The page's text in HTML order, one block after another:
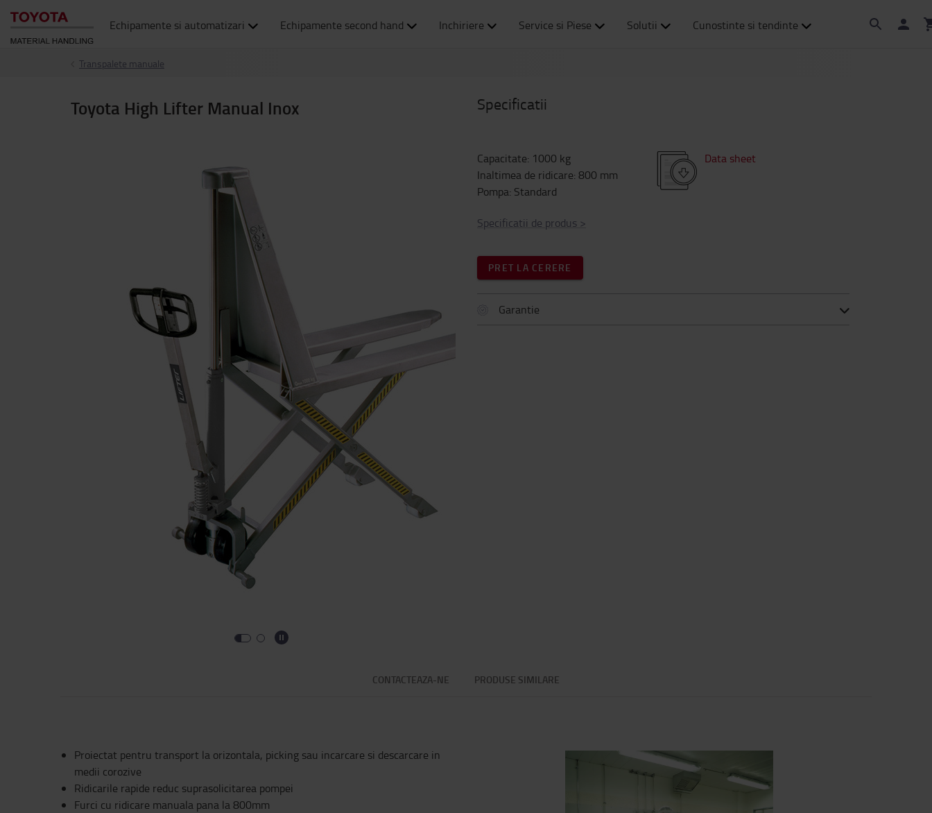
Echipamente si automatizari Echipamente second hand Inchiriere Service si Piese Solutii Cunostinte si tendinte
Transpalete manuale
Toyota High Lifter Manual Inox Specificatii
Capacitate: 1000 kg
Inaltimea de ridicare: 800 mm
Pompa: Standard
Data sheet
Specificatii de produs >
PRET LA CERERE
Garantie
CONTACTEAZA-NE PRODUSE SIMILARE
Proiectat pentru transport la orizontala, picking sau incarcare si descarcare in
medii corozive
Ridicarile rapide reduc suprasolicitarea pompei
Furci cu ridicare manuala pana la 800mm